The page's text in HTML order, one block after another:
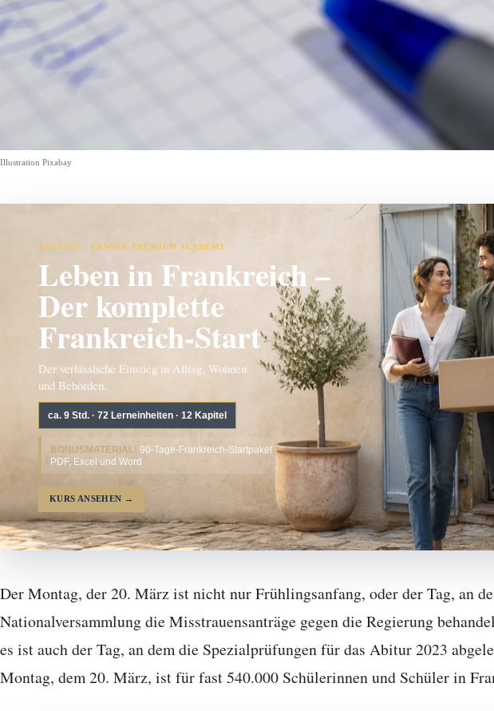
Illustration Pixabay
ANZEIGE · FRANCE PREMIUM ACADEMY
Leben in Frankreich –
Der komplette
Frankreich-Start
Der verlässliche Einstieg in Alltag, Wohnen
und Behörden.
ca. 9 Std. · 72 Lerneinheiten · 12 Kapitel
BONUSMATERIAL: 90-Tage-Frankreich-Startpaket ·
PDF, Excel und Word
KURS ANSEHEN →
Der Montag, der 20. März ist nicht nur Frühlingsanfang, oder der Tag, an
Nationalversammlung die Misstrauensanträge gegen die Regierung
es ist auch der Tag, an dem die Spezialprüfungen für das Abitur 2023
Montag, dem 20. März, ist für fast 540.000 Schülerinnen und Schüler in